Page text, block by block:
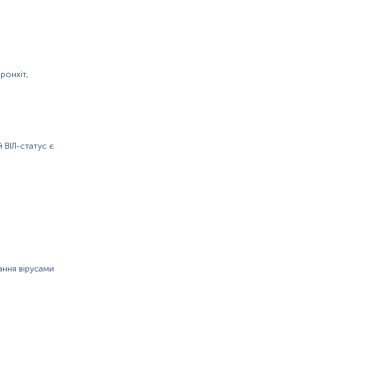
статус є
вірусами